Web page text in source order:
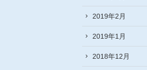
2019年2月
2019年1月
2018年12月